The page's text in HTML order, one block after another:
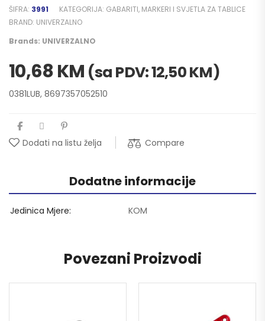
ŠIFRA: 3991 KATEGORIJA: GABARITI, MARKERI I SVJETLA ZA TABLICE
BRAND: UNIVERZALNO
Brands: UNIVERZALNO
10,68KM (sa PDV:12,50KM)
0381LUB, 8697357052510
Dodati na listu želja Compare
Dodatne informacije
Jedinica Mjere KOM
Povezani Proizvodi